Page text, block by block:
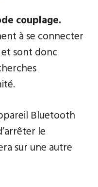
couplage.
à se connecter
sont donc
Bluetooth
le
sur une autre